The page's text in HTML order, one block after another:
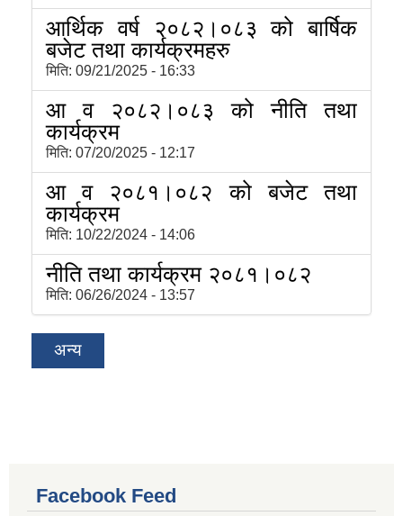
आर्थिक वर्ष २०८२।०८३ को बार्षिक
बजेट तथा कार्यक्रमहरु
मिति: 09/21/2025 - 16:33
आ व २०८२।०८३ को नीति तथा
कार्यक्रम
मिति: 07/20/2025 - 12:17
आ व २०८१।०८२ को बजेट तथा
कार्यक्रम
मिति: 10/22/2024 - 14:06
नीति तथा कार्यक्रम २०८१।०८२
मिति: 06/26/2024 - 13:57
अन्य
Facebook Feed